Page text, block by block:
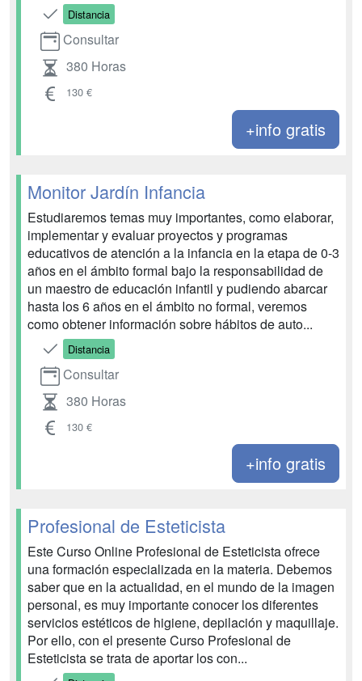
Distancia
Consultar
380 Horas
130 €
+info gratis
Monitor Jardín Infancia
Estudiaremos temas muy importantes, como elaborar,
implementar y evaluar proyectos y programas
educativos de atención a la infancia en la etapa de 0-3
años en el ámbito formal bajo la responsabilidad de
un maestro de educación infantil y pudiendo abarcar
hasta los 6 años en el ámbito no formal, veremos
como obtener información sobre hábitos de auto...
Distancia
Consultar
380 Horas
130 €
+info gratis
Profesional de Esteticista
Este Curso Online Profesional de Esteticista ofrece
una formación especializada en la materia. Debemos
saber que en la actualidad, en el mundo de la imagen
personal, es muy importante conocer los diferentes
servicios estéticos de higiene, depilación y maquillaje.
Por ello, con el presente Curso Profesional de
Esteticista se trata de aportar los con...